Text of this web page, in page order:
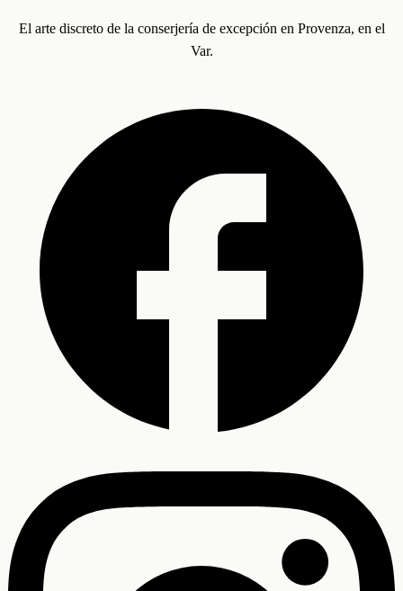
El arte discreto de la conserjería de excepción en Provenza, en el
Var.